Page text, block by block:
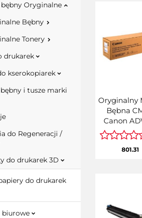
Oryginalne
Bębny
Tonery
drukarek
kserokopiarek
i tusze marki
do Regeneracji /
do drukarek 3D
do drukarek
biurowe
Oryginalny
Bębna
Canon
C3320, iR-
(C-
CEXV49,
801.31